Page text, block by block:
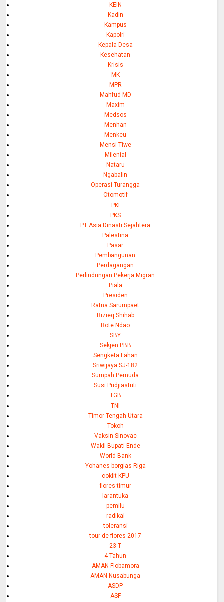
KEIN
Kadin
Kampus
Kapolri
Kepala Desa
Kesehatan
Krisis
MK
MPR
Mahfud MD
Maxim
Medsos
Menhan
Menkeu
Mensi Tiwe
Milenial
Nataru
Ngabalin
Operasi Turangga
Otomotif
PKI
PKS
PT Asia Dinasti Sejahtera
Palestina
Pasar
Pembangunan
Perdagangan
Perlindungan Pekerja Migran
Piala
Presiden
Ratna Sarumpaet
Rizieq Shihab
Rote Ndao
SBY
Sekjen PBB
Sengketa Lahan
Sriwijaya SJ-182
Sumpah Pemuda
Susi Pudjiastuti
TGB
TNI
Timor Tengah Utara
Tokoh
Vaksin Sinovac
Wakil Bupati Ende
World Bank
Yohanes borgias Riga
coklit KPU
flores timur
larantuka
pemilu
radikal
toleransi
tour de flores 2017
23 T
4 Tahun
AMAN Flobamora
AMAN Nusabunga
ASDP
ASF